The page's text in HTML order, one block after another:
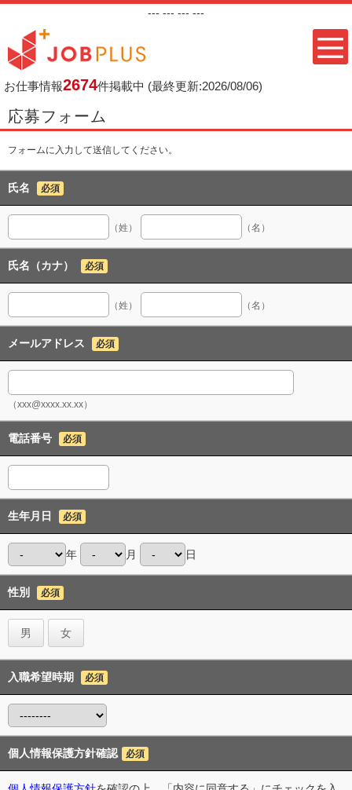
--- --- --- ---
お仕事情報2674件掲載中 (最終更新:2026/08/06)
応募フォーム
フォームに入力して送信してください。
氏名 必須
（姓） （名）
氏名（カナ） 必須
（姓） （名）
メールアドレス 必須
（xxx@xxxx.xx.xx）
電話番号 必須
生年月日 必須
年 月 日
性別 必須
男 女
入職希望時期 必須
個人情報保護方針確認 必須